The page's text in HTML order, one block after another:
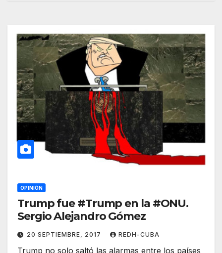
OPINIÓN
Trump fue #Trump en la #ONU.
Sergio Alejandro Gómez
20 SEPTIEMBRE, 2017 REDH-CUBA
Trump no solo saltó las alarmas entre los países